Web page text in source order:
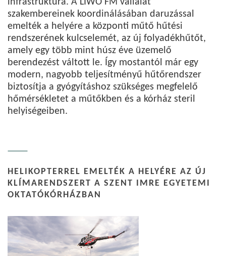
infrastruktúra. A LIWO FM vállalat
szakembereinek koordinálásában daruzással
emelték a helyére a központi műtő hűtési
rendszerének kulcselemét, az új folyadékhűtőt,
amely egy több mint húsz éve üzemelő
berendezést váltott le. Így mostantól már egy
modern, nagyobb teljesítményű hűtőrendszer
biztosítja a gyógyításhoz szükséges megfelelő
hőmérsékletet a műtőkben és a kórház steril
helyiségeiben.
HELIKOPTERREL EMELTÉK A HELYÉRE AZ ÚJ
KLÍMARENDSZERT A SZENT IMRE EGYETEMI
OKTATÓKÓRHÁZBAN